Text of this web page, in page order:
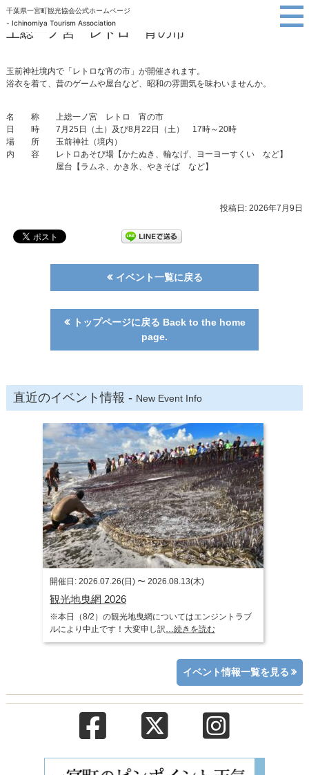
千葉県南九十九里
一宮町観光協会
千葉県一宮町観光協会公式ホームページ
- Ichinomiya Tourism Association
上総一ノ宮 レトロ 宵の市
玉前神社境内で「レトロな宵の市」が開催されます。
浴衣を着て、昔のゲームや屋台など、昭和の雰囲気を味わいませんか。
名 称 上総一ノ宮 レトロ 宵の市
日 時 7月25日（土）及び8月22日（土） 17時～20時
場 所 玉前神社（境内）
内 容 レトロあそび場【かたぬき、輪なげ、ヨーヨーすくい など】
屋台【ラムネ、かき氷、やきそば など】
投稿日: 2026年7月9日
イベント一覧に戻る
トップページに戻る Back to the home
page.
直近のイベント情報 - New Event Info
開催日: 2026.07.26(日) 〜 2026.08.13(木)
観光地曳網 2026
※本日（8/2）の観光地曳網についてはエンジントラブ
ルにより中止です！大変申し訳…続きを読む
イベント情報一覧を見る